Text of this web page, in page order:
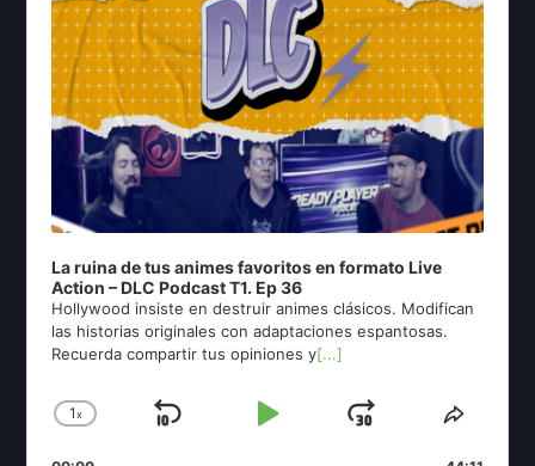
La ruina de tus animes favoritos en formato Live
Action – DLC Podcast T1. Ep 36
Hollywood insiste en destruir animes clásicos. Modifican
las historias originales con adaptaciones espantosas.
Recuerda compartir tus opiniones y[...]
Change
1x
Skip
Play
JumpShare